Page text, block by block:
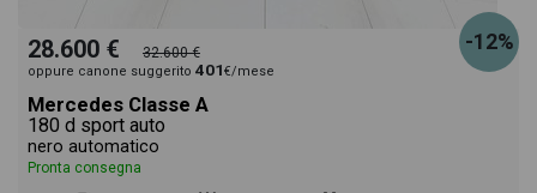
-12%
28.600 € 32.600 €
oppure canone suggerito 401€/mese
Mercedes Classe A
180 d sport auto
nero automatico
Pronta consegna